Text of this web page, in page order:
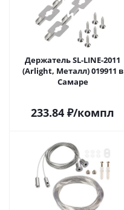
Держатель SL-LINE-2011
(Arlight, Металл) 019911 в
Самаре
233.84 ₽/компл